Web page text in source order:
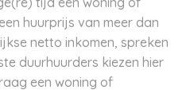
huurprijs van meer dan
netto inkomen, spreken
duurhuurders kiezen hier
een woning of